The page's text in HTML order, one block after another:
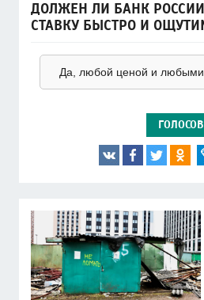
ДОЛЖЕН ЛИ БАНК
СТАВКУ БЫСТРО И